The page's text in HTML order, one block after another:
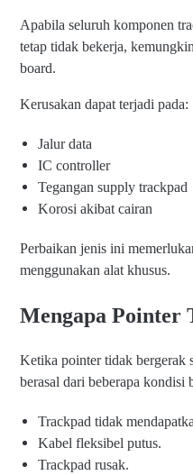
Apabila seluruh komponen
tetap tidak bekerja,
board.
Kerusakan dapat terjadi pada:
Jalur data
IC controller
Tegangan supply trackpad
Korosi akibat cairan
Perbaikan jenis ini
menggunakan alat khusus.
Mengapa Pointer
Ketika pointer tidak bergerak
berasal dari beberapa kondisi
Trackpad tidak
Kabel fleksibel putus.
Trackpad rusak.